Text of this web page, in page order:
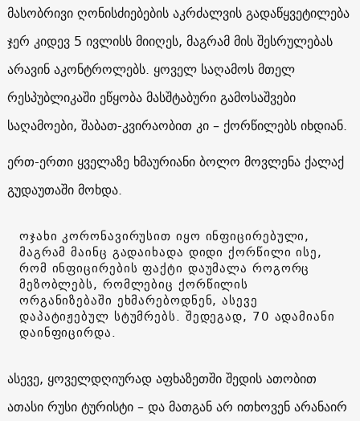
მასობრივი ღონისძიებების აკრძალვის გადაწყვეტილება
ჯერ კიდევ 5 ივლისს მიიღეს, მაგრამ მის შესრულებას
არავინ აკონტროლებს. ყოველ საღამოს მთელ
რესპუბლიკაში ეწყობა მასშტაბური გამოსაშვები
საღამოები, შაბათ-კვირაობით კი – ქორწილებს იხდიან.
ერთ-ერთი ყველაზე ხმაურიანი ბოლო მოვლენა ქალაქ
გუდაუთაში მოხდა.
ოჯახი კორონავირუსით იყო ინფიცირებული,
მაგრამ მაინც გადაიხადა დიდი ქორწილი ისე,
რომ ინფიცირების ფაქტი დაუმალა როგორც
მეზობლებს, რომლებიც ქორწილის
ორგანიზებაში ეხმარებოდნენ, ასევე
დაპატიჟებულ სტუმრებს. შედეგად, 70 ადამიანი
დაინფიცირდა.
ასევე, ყოველდღიურად აფხაზეთში შედის ათობით
ათასი რუსი ტურისტი – და მათგან არ ითხოვენ არანაირ